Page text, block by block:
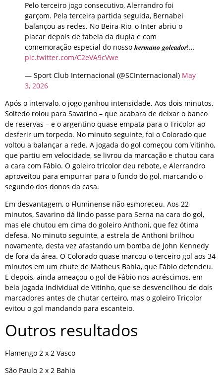
Pelo terceiro jogo consecutivo, Alerrandro foi
garçom. Pela terceira partida seguida, Bernabei
balançou as redes. No Beira-Rio, o Inter abriu o
placar depois de tabela da dupla e com
comemoração especial do nosso 𝒉𝒆𝒓𝒎𝒂𝒏𝒐 𝒈𝒐𝒍𝒆𝒂𝒅𝒐𝒓!…
pic.twitter.com/C2eVA9cVwe
— Sport Club Internacional (@SCInternacional) May
3, 2026
Após o intervalo, o jogo ganhou intensidade. Aos dois minutos,
Soltedo rolou para Savarino – que acabara de deixar o banco
de reservas – e o argentino quase empata para o Tricolor ao
desferir um torpedo. No minuto seguinte, foi o Colorado que
voltou a balançar a rede. A jogada do gol começou com Vitinho,
que partiu em velocidade, se livrou da marcação e chutou cara
a cara com Fábio. O goleiro tricolor deu rebote, e Alerrandro
aproveitou para empurrar para o fundo do gol, marcando o
segundo dos donos da casa.
Em desvantagem, o Fluminense não esmoreceu. Aos 22
minutos, Savarino dá lindo passe para Serna na cara do gol,
mas ele chutou em cima do goleiro Anthoni, que fez ótima
defesa. No minuto seguinte, a estrela de Anthoni brilhou
novamente, desta vez afastando um bomba de John Kennedy
de fora da área. O Colorado quase marcou o terceiro gol aos 34
minutos em um chute de Matheus Bahia, que Fábio defendeu.
E depois, ainda ameaçou o gol de Fábio nos acréscimos, em
bela jogada individual de Vitinho, que se desvencilhou de dois
marcadores antes de chutar certeiro, mas o goleiro Tricolor
evitou o gol mandando para escanteio.
Outros resultados
Flamengo 2 x 2 Vasco
São Paulo 2 x 2 Bahia